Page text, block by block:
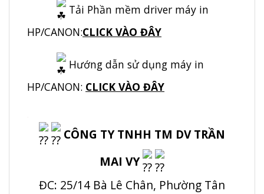
Tải Phần mềm driver máy in
HP/CANON:CLICK VÀO ĐÂY
Hướng dẫn sử dụng máy in
HP/CANON: CLICK VÀO ĐÂY
CÔNG TY TNHH TM DV TRẦN
MAI VY
ĐC: 25/14 Bà Lê Chân, Phường Tân